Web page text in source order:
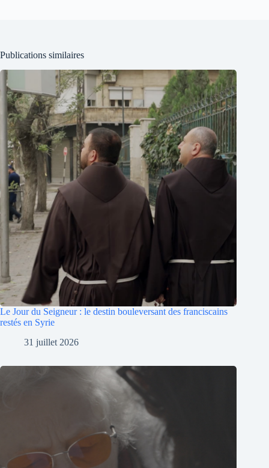
Publications similaires
Le Jour du Seigneur : le destin bouleversant des franciscains
restés en Syrie
31 juillet 2026